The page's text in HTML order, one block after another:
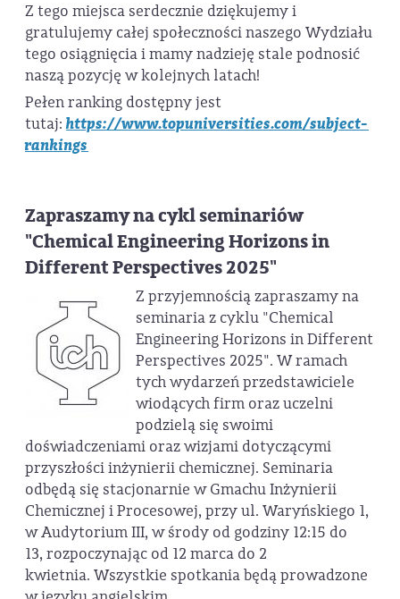
Z tego miejsca serdecznie dziękujemy i
gratulujemy całej społeczności naszego Wydziału
tego osiągnięcia i mamy nadzieję stale podnosić
naszą pozycję w kolejnych latach!
Pełen ranking dostępny jest
tutaj:https://www.topuniversities.com/subject-
rankings
Zapraszamy na cykl seminariów
"Chemical Engineering Horizons in
Different Perspectives 2025"
Z przyjemnością zapraszamy na
seminaria z cyklu "Chemical
Engineering Horizons in Different
Perspectives 2025". W ramach
tych wydarzeń przedstawiciele
wiodących firm oraz uczelni
podzielą się swoimi
doświadczeniami oraz wizjami dotyczącymi
przyszłości inżynierii chemicznej. Seminaria
odbędą się stacjonarnie w Gmachu Inżynierii
Chemicznej i Procesowej, przy ul. Waryńskiego 1,
w Audytorium III, w środy od godziny 12:15 do
13, rozpoczynając od 12 marca do 2
kwietnia. Wszystkie spotkania będą prowadzone